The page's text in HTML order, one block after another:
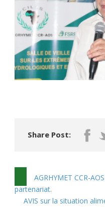
Share Post:
AGRHYMET CCR-
partenariat.
AVIS sur la situation